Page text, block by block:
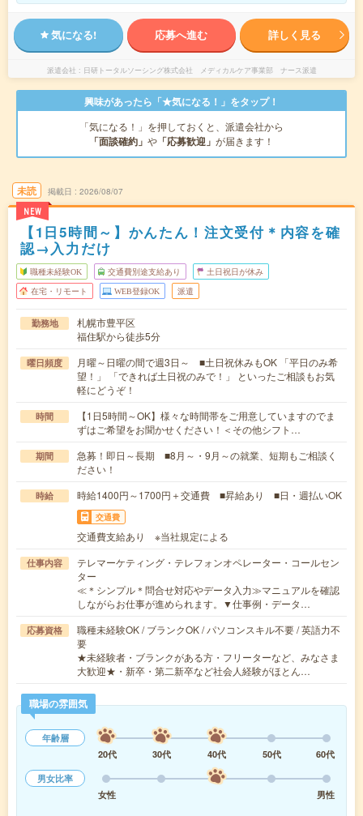
気になる! 応募へ進む 詳しく見る
派遣会社 日研トータルソーシング株式会社 メディカルケア事業部 ナース派遣
興味があったら「★気になる！」をタップ！
「気になる！」を押しておくと、派遣会社から
「面談確約」 や 「応募歓迎」 が届きます！
未読
NEW
掲載日 2026/08/07
【1日5時間～】かんたん！注文受付＊内容を確
認→入力だけ
職種未経験OK 交通費別途支給あり 土日祝日が休み
在宅・リモート WEB登録OK 派遣
勤務地
札幌市豊平区
福住駅から徒歩5分
曜日頻度
月曜～日曜の間で週3日～ ■土日祝休みもOK 「平日のみ希
望！」 「できれば土日祝のみで！」 といったご相談もお気
軽にどうぞ！
時間
【1日5時間～OK】様々な時間帯をご用意していますのでま
ずはご希望をお聞かせください！＜その他シフト…
期間
急募！即日～長期 ■8月～・9月～の就業、短期もご相談く
ださい！
時給 時給1400円～1700円＋交通費 ■昇給あり ■日・週払いOK
交通費
交通費支給あり ※当社規定による
仕事内容
テレマーケティング・テレフォンオペレーター・コールセン
ター
≪＊シンプル＊問合せ対応やデータ入力≫マニュアルを確認
しながらお仕事が進められます。▼仕事例・データ…
応募資格
職種未経験OK / ブランクOK / パソコンスキル不要 / 英語力不
要
★未経験者・ブランクがある方・フリーターなど、みなさま
大歓迎★・新卒・第二新卒など社会人経験がほとん…
職場の雰囲気
年齢層
20代
30代 40代 50代
60代
男女比率
女性
男性